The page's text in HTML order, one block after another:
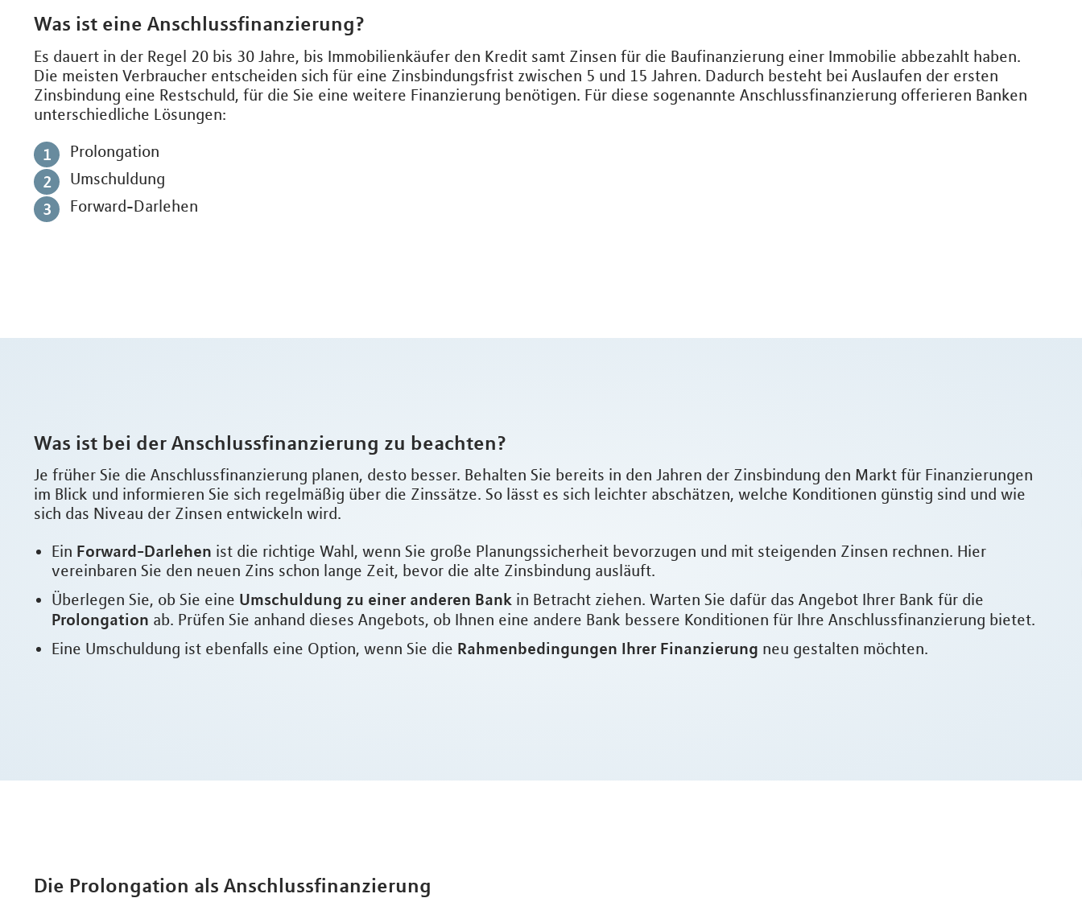
Was ist eine Anschlussfinanzierung?
Es dauert in der Regel 20 bis 30 Jahre, bis Immobilienkäufer den Kredit samt Zinsen für die Baufinanzierung einer Immobilie abbezahlt haben.
Die meisten Verbraucher entscheiden sich für eine Zinsbindungsfrist zwischen 5 und 15 Jahren. Dadurch besteht bei Auslaufen der ersten
Zinsbindung eine Restschuld, für die Sie eine weitere Finanzierung benötigen. Für diese sogenannte Anschlussfinanzierung offerieren Banken
unterschiedliche Lösungen:
Prolongation
Umschuldung
Forward-Darlehen
Was ist bei der Anschlussfinanzierung zu beachten?
Je früher Sie die Anschlussfinanzierung planen, desto besser. Behalten Sie bereits in den Jahren der Zinsbindung den Markt für Finanzierungen
im Blick und informieren Sie sich regelmäßig über die Zinssätze. So lässt es sich leichter abschätzen, welche Konditionen günstig sind und wie
sich das Niveau der Zinsen entwickeln wird.
Ein Forward-Darlehen ist die richtige Wahl, wenn Sie große Planungssicherheit bevorzugen und mit steigenden Zinsen rechnen. Hier
vereinbaren Sie den neuen Zins schon lange Zeit, bevor die alte Zinsbindung ausläuft.
Überlegen Sie, ob Sie eine Umschuldung zu einer anderen Bank in Betracht ziehen. Warten Sie dafür das Angebot Ihrer Bank für die
Prolongation ab. Prüfen Sie anhand dieses Angebots, ob Ihnen eine andere Bank bessere Konditionen für Ihre Anschlussfinanzierung bietet.
Eine Umschuldung ist ebenfalls eine Option, wenn Sie die Rahmenbedingungen Ihrer Finanzierung neu gestalten möchten.
Die Prolongation als Anschlussfinanzierung